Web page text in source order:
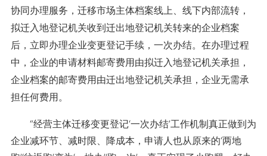
协同办理服务，迁移市场主体档案线上、线下内部流转，
拟迁入地登记机关收到迁出地登记机关转来的企业档案
后，立即办理企业变更登记手续，一次办结。在办理过程
中，企业的申请材料邮寄费用由拟迁入地登记机关承担，
企业档案的邮寄费用由迁出地登记机关承担，企业无需承
担任何费用。
“经营主体迁移变更登记‘一次办结’工作机制真正做到为
企业减环节、减时限、降成本，申请人也从原来的‘两地